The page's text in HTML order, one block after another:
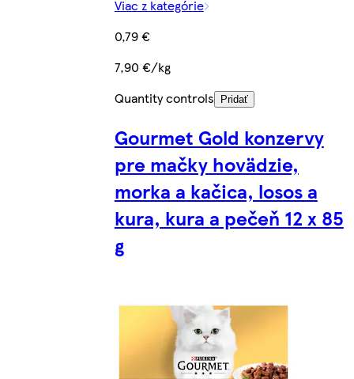
Viac z kategórie
0,79 €
7,90 €/kg
Quantity controls
Pridať
Gourmet Gold konzervy
pre mačky hovädzie,
morka a kačica, losos a
kura, kura a pečeň 12 x 85
g